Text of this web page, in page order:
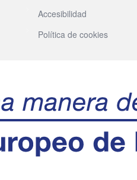
Accesibilidad
Política de cookies